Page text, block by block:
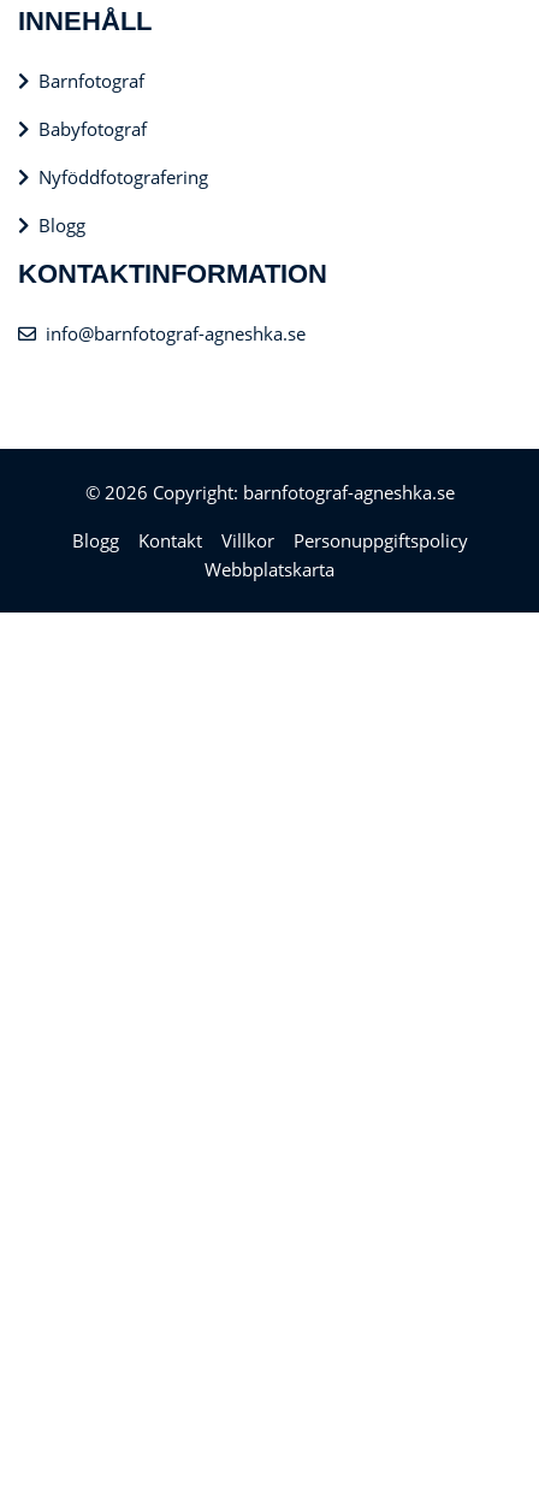
INNEHÅLL
Barnfotograf
Babyfotograf
Nyföddfotografering
Blogg
KONTAKTINFORMATION
info@barnfotograf-agneshka.se
© 2026 Copyright: barnfotograf-agneshka.se
Blogg
Kontakt Villkor
Personuppgiftspolicy
Webbplatskarta